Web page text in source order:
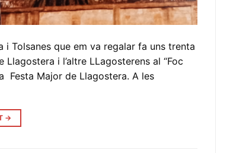
Tolsanes que em va regalar fa uns trenta
i l’altre LLagosterens al “Foc
Festa Major de Llagostera. A les
→